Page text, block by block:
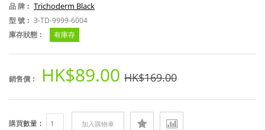
品 牌︰ Trichoderm Black
型 號︰ 3-TD-9999-6004
庫存狀態︰
有庫存
銷售價︰ HK$89.00 HK$169.00
購買數量︰ 加入購物車